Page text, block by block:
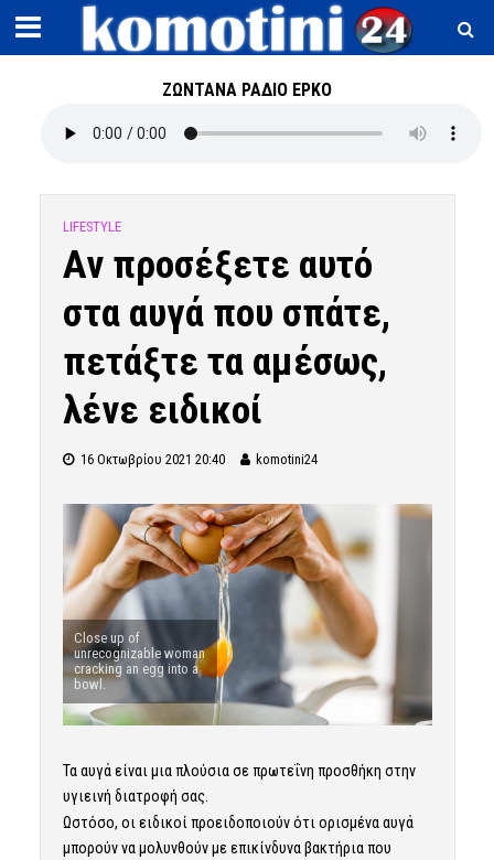
ΖΩΝΤΑΝΑ ΡΑΔΙΟ ΕΡΚΟ
LIFESTYLE
Αν προσέξετε αυτό
στα αυγά που σπάτε,
πετάξτε τα αμέσως,
λένε ειδικοί
16 Οκτωβρίου 2021 20:40 komotini24
Close up of
unrecognizable woman
cracking an egg into a
bowl.
Τα αυγά είναι μια πλούσια σε πρωτεΐνη προσθήκη στην
υγιεινή διατροφή σας.
Ωστόσο, οι ειδικοί προειδοποιούν ότι ορισμένα αυγά
μπορούν να μολυνθούν με επικίνδυνα βακτήρια που